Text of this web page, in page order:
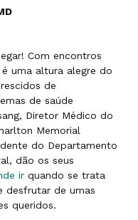
Com encontros
uma altura alegre do
de
de saúde
Diretor Médico do
Memorial
do Departamento
dão os seus
ir quando se trata
desfrutar de umas
queridos.